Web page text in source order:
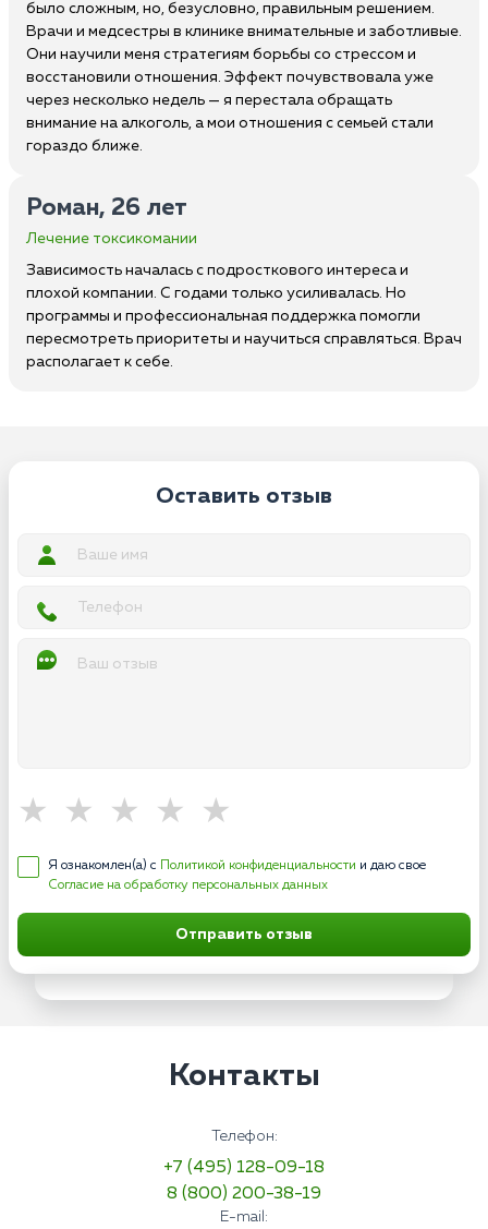
было сложным, но, безусловно, правильным решением.
Врачи и медсестры в клинике внимательные и заботливые.
Они научили меня стратегиям борьбы со стрессом и
восстановили отношения. Эффект почувствовала уже
через несколько недель — я перестала обращать
внимание на алкоголь, а мои отношения с семьей стали
гораздо ближе.
Роман, 26 лет
Лечение токсикомании
Зависимость началась с подросткового интереса и
плохой компании. С годами только усиливалась. Но
программы и профессиональная поддержка помогли
пересмотреть приоритеты и научиться справляться. Врач
располагает к себе.
Оставить отзыв
Я ознакомлен(а) с Политикой конфиденциальности и даю свое
Согласие на обработку персональных данных
Отправить отзыв
Контакты
Телефон:
+7 (495) 128-09-18
8 (800) 200-38-19
E-mail: